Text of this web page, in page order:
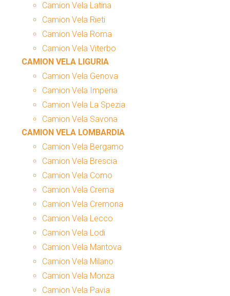
Camion Vela Latina
Camion Vela Rieti
Camion Vela Roma
Camion Vela Viterbo
CAMION VELA LIGURIA
Camion Vela Genova
Camion Vela Imperia
Camion Vela La Spezia
Camion Vela Savona
CAMION VELA LOMBARDIA
Camion Vela Bergamo
Camion Vela Brescia
Camion Vela Como
Camion Vela Crema
Camion Vela Cremona
Camion Vela Lecco
Camion Vela Lodi
Camion Vela Mantova
Camion Vela Milano
Camion Vela Monza
Camion Vela Pavia